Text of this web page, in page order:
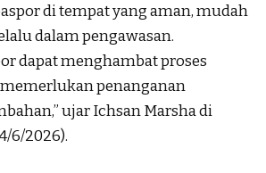
di tempat yang aman, mudah
dalam pengawasan.
dapat menghambat proses
penanganan
ujar Ichsan Marsha di
6/2026).